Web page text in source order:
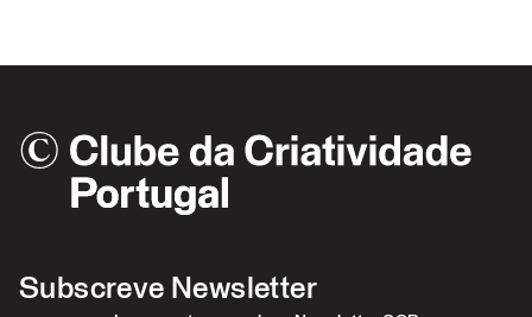
Subscreve Newsletter